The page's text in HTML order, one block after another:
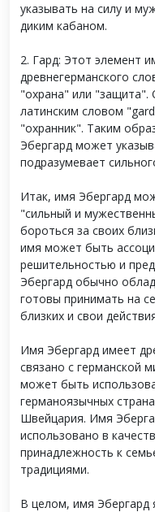
указывать на силу и
диким кабаном.
2. Гард: Этот элемент
древнегерманского
"охрана" или
латинским словом
"охранник". Таким
Эбергард может
подразумевает
Итак, имя Эбергард
"сильный и
бороться за своих
имя может быть
решительностью и
Эбергард обычно
готовы принимать на
близких и свои
Имя Эбергард имеет
связано с германской
может быть
германоязычных
Швейцария. Имя
использовано в
принадлежность к
традициями.
В целом, имя Эбергард